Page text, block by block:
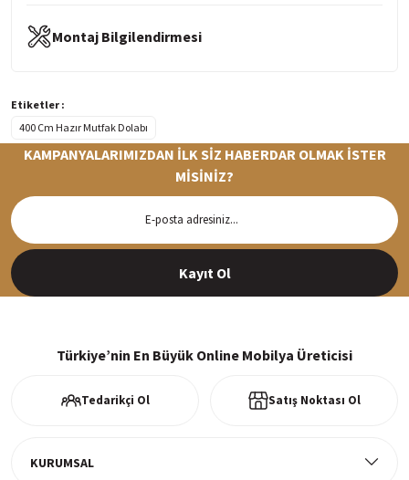
Montaj Bilgilendirmesi
Etiketler :
400 Cm Hazır Mutfak Dolabı
Siparişleriniz en kısa sürede hazırlanarak kargoya verilir
KAMPANYALARIMIZDAN İLK SİZ HABERDAR OLMAK İSTER
MİSİNİZ?
Kayıt Ol
Türkiye’nin En Büyük Online Mobilya Üreticisi
Tedarikçi Ol Satış Noktası Ol
KURUMSAL